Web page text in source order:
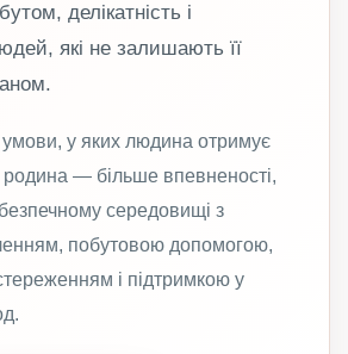
делікатність і
які не залишають її
у яких людина отримує
родина — більше впевненості,
середовищі з
побутовою допомогою,
і підтримкою у